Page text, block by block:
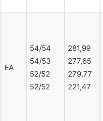
EA
54/54
54/53
52/52
52/52
281,99
277,65
279,77
221,47